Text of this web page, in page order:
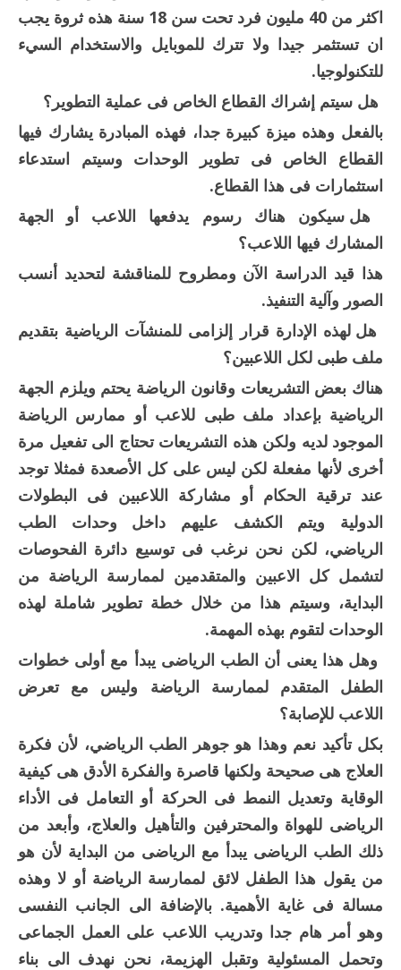
اكثر من 40 مليون فرد تحت سن 18 سنة هذه ثروة يجب
ان تستثمر جيدا ولا تترك للموبايل والاستخدام السيء
للتكنولوجيا.
هل سيتم إشراك القطاع الخاص فى عملية التطوير؟
بالفعل وهذه ميزة كبيرة جدا، فهذه المبادرة يشارك فيها
القطاع الخاص فى تطوير الوحدات وسيتم استدعاء
استثمارات فى هذا القطاع.
هل سيكون هناك رسوم يدفعها اللاعب أو الجهة
المشارك فيها اللاعب؟
هذا قيد الدراسة الآن ومطروح للمناقشة لتحديد أنسب
الصور وآلية التنفيذ.
هل لهذه الإدارة قرار إلزامى للمنشآت الرياضية بتقديم
ملف طبى لكل اللاعبين؟
هناك بعض التشريعات وقانون الرياضة يحتم ويلزم الجهة
الرياضية بإعداد ملف طبى للاعب أو ممارس الرياضة
الموجود لديه ولكن هذه التشريعات تحتاج الى تفعيل مرة
أخرى لأنها مفعلة لكن ليس على كل الأصعدة فمثلا توجد
عند ترقية الحكام أو مشاركة اللاعبين فى البطولات
الدولية ويتم الكشف عليهم داخل وحدات الطب
الرياضي، لكن نحن نرغب فى توسيع دائرة الفحوصات
لتشمل كل الاعبين والمتقدمين لممارسة الرياضة من
البداية، وسيتم هذا من خلال خطة تطوير شاملة لهذه
الوحدات لتقوم بهذه المهمة.
وهل هذا يعنى أن الطب الرياضى يبدأ مع أولى خطوات
الطفل المتقدم لممارسة الرياضة وليس مع تعرض
اللاعب للإصابة؟
بكل تأكيد نعم وهذا هو جوهر الطب الرياضي، لأن فكرة
العلاج هى صحيحة ولكنها قاصرة والفكرة الأدق هى كيفية
الوقاية وتعديل النمط فى الحركة أو التعامل فى الأداء
الرياضى للهواة والمحترفين والتأهيل والعلاج، وأبعد من
ذلك الطب الرياضى يبدأ مع الرياضى من البداية لأن هو
من يقول هذا الطفل لائق لممارسة الرياضة أو لا وهذه
مسالة فى غاية الأهمية. بالإضافة الى الجانب النفسى
وهو أمر هام جدا وتدريب اللاعب على العمل الجماعى
وتحمل المسئولية وتقبل الهزيمة، نحن نهدف الى بناء